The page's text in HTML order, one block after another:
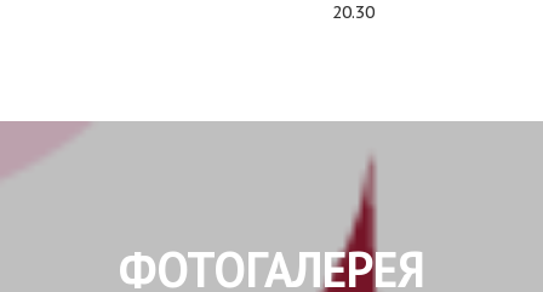
20.30
ФОТОГАЛЕРЕЯ